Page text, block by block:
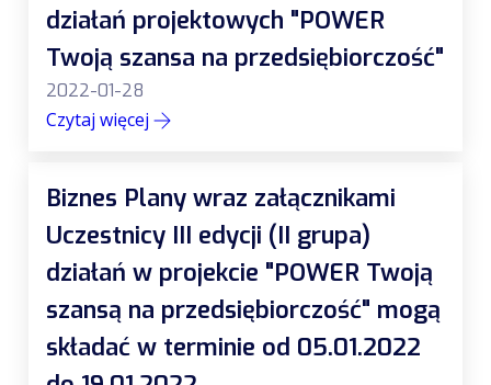
działań projektowych "POWER
Twoją szansa na przedsiębiorczość"
2022-01-28
Czytaj więcej
Biznes Plany wraz załącznikami
Uczestnicy III edycji (II grupa)
działań w projekcie "POWER Twoją
szansą na przedsiębiorczość" mogą
składać w terminie od 05.01.2022